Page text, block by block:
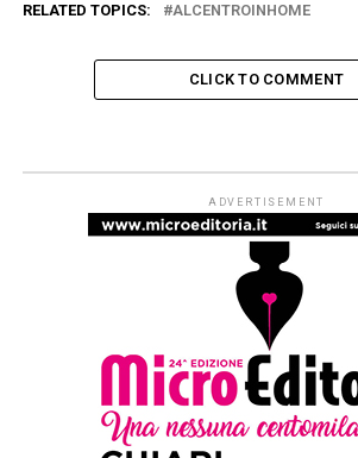
RELATED TOPICS: ALCENTROINHOME
CLICK TO COMMENT
ARTICOLI & APPROFONDIMENTI
#ioleggoperché apre a
d’Italia. Dal 1°
iscrizioni per
campagna di donazioni
novembre